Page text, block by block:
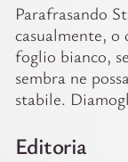
Parafrasando
casualmente,
foglio bianco,
sembra ne
stabile.
Editoria